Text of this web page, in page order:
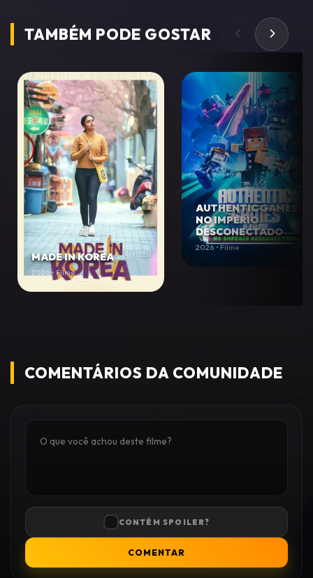
TAMBÉM PODE GOSTAR
MADE IN KOREA
2026 • Filme
AUTHENTIC GAMES:
NO IMPÉRIO
DESCONECTADO
2026 • Filme
COMENTÁRIOS DA COMUNIDADE
CONTÉM SPOILER?
COMENTAR